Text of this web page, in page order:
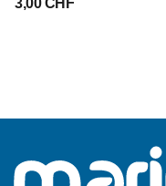
3,00 CHF